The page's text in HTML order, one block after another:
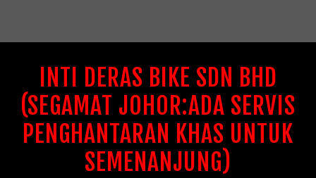
INTI DERAS BIKE SDN BHD
(SEGAMAT JOHOR:ADA SERVIS
PENGHANTARAN KHAS UNTUK
SEMENANJUNG)